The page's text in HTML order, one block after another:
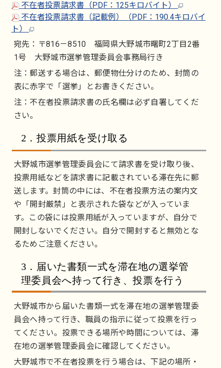
不在者投票請求書（PDF：125キロバイト）
不在者投票請求書（記載例）（PDF：190.4キロバイ
ト）
宛先：〒816－8510 福岡県大野城市曙町2丁目2番
1号 大野城市選挙管理委員会事務局行き
注：郵送する場合は、郵便物仕分けのため、封筒の
表に赤字で「選挙」とお書きください。
注：不在者投票請求書の氏名欄は必ず自署してくだ
さい。
2．投票用紙を受け取る
大野城市選挙管理委員会にて請求書を受け取り後、
投票用紙などを請求書に記載されている滞在先に郵
送します。封筒の中には、不在者投票方法の案内文
や「開封厳禁」と表示された袋などが入っていま
す。この袋には投票用紙が入っていますが、自分で
開封しないでください。自分で開封すると無効とな
るためご注意ください。
3．届いた書類一式を滞在地の選挙管
理委員会へ持って行き、投票を行う
大野城市から届いた書類一式を滞在地の選挙管理委
員会へ持って行き、職員の指示に従って投票を行っ
てください。投票できる場所や時間については、滞
在地の選挙管理委員会に確認してください。
大野城市で不在者投票を行う場合は、下記の場所・